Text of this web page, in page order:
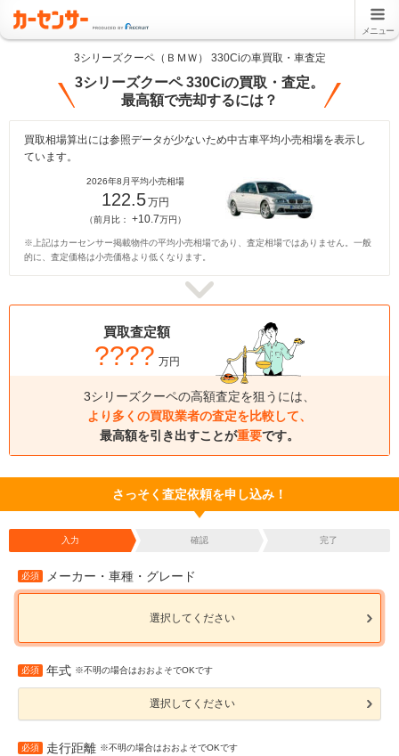
メニュー
3シリーズクーペ（ＢＭＷ） 330Ciの車買取・車査定
3シリーズクーペ 330Ciの買取・査定。
最高額で売却するには？
買取相場算出には参照データが少ないため中古車平均小売相場を表示し
ています。
2026年8月平均小売相場
122.5万円
（前月比： +10.7万円）
※上記はカーセンサー掲載物件の平均小売相場であり、査定相場ではありません。一般
的に、査定価格は小売価格より低くなります。
買取査定額
???? 万円
3シリーズクーペの高額査定を狙うには、
より多くの買取業者の査定を比較して、
最高額を引き出すことが重要です。
さっそく査定依頼を申し込み！
入力 確認 完了
必須 メーカー・車種・グレード
選択してください
必須 年式 ※不明の場合はおおよそでOKです
選択してください
必須 走行距離 ※不明の場合はおおよそでOKです